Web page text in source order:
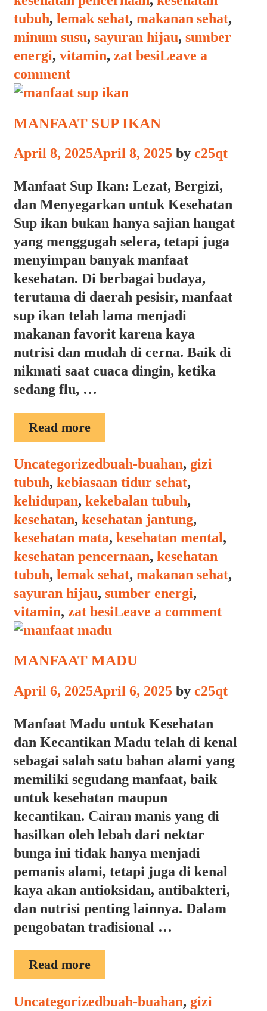
tubuh, lemak sehat, makanan sehat,
minum susu, sayuran hijau, sumber
energi, vitamin, zat besiLeave a
comment
MANFAAT SUP IKAN
April 8, 2025April 8, 2025 by c25qt
Manfaat Sup Ikan: Lezat, Bergizi,
dan Menyegarkan untuk Kesehatan
Sup ikan bukan hanya sajian hangat
yang menggugah selera, tetapi juga
menyimpan banyak manfaat
kesehatan. Di berbagai budaya,
terutama di daerah pesisir, manfaat
sup ikan telah lama menjadi
makanan favorit karena kaya
nutrisi dan mudah di cerna. Baik di
nikmati saat cuaca dingin, ketika
sedang flu, …
Read moreMANFAAT
SUP
IKAN
Categories
UncategorizedTags
buah-buahan, gizi
tubuh, kebiasaan tidur sehat,
kehidupan, kekebalan tubuh,
kesehatan, kesehatan jantung,
kesehatan mata, kesehatan mental,
kesehatan pencernaan, kesehatan
tubuh, lemak sehat, makanan sehat,
sayuran hijau, sumber energi,
vitamin, zat besiLeave a comment
MANFAAT MADU
April 6, 2025April 6, 2025 by c25qt
Manfaat Madu untuk Kesehatan
dan Kecantikan Madu telah di kenal
sebagai salah satu bahan alami yang
memiliki segudang manfaat, baik
untuk kesehatan maupun
kecantikan. Cairan manis yang di
hasilkan oleh lebah dari nektar
bunga ini tidak hanya menjadi
pemanis alami, tetapi juga di kenal
kaya akan antioksidan, antibakteri,
dan nutrisi penting lainnya. Dalam
pengobatan tradisional …
Read moreMANFAAT
MADU
Categories
UncategorizedTags
buah-buahan, gizi